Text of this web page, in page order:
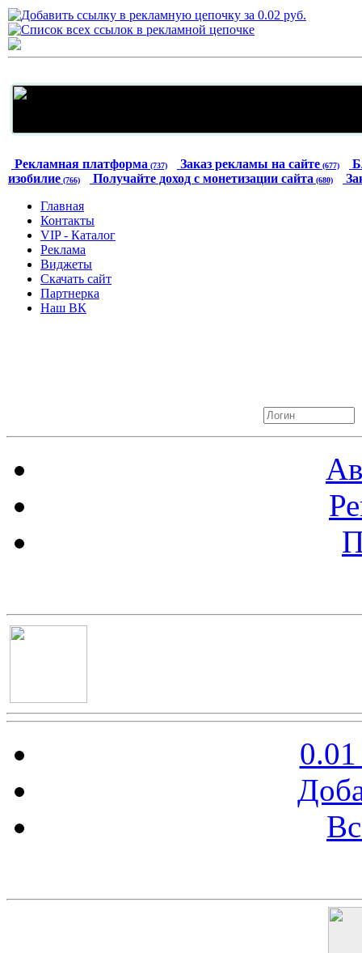
Рекламная платформа (737) Заказ рекламы на сайте (677)
изобилие (766) Получайте доход с монетизации сайта (680)
Главная
Контакты
VIP - Каталог
Реклама
Виджеты
Скачать сайт
Партнерка
Наш ВК